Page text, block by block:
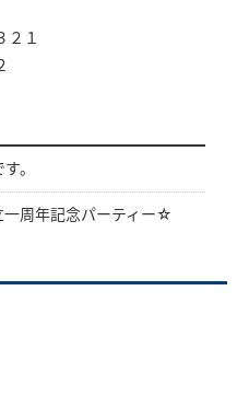
２１
。
一周年記念パーティー☆